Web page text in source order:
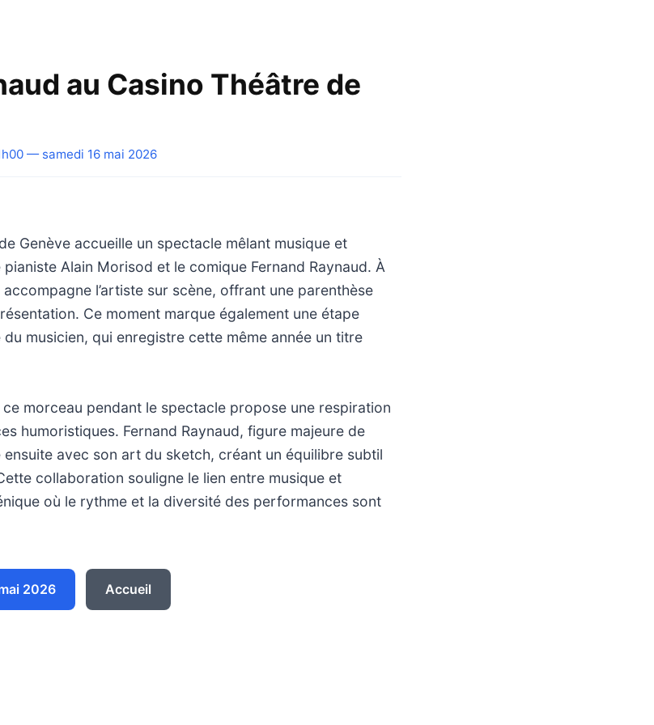
au Casino Théâtre de
— samedi 16 mai 2026
Genève accueille un spectacle mêlant musique et
Alain Morisod et le comique Fernand Raynaud. À
l’artiste sur scène, offrant une parenthèse
Ce moment marque également une étape
musicien, qui enregistre cette même année un titre
ce morceau pendant le spectacle propose une respiration
humoristiques. Fernand Raynaud, figure majeure de
ensuite avec son art du sketch, créant un équilibre subtil
collaboration souligne le lien entre musique et
où le rythme et la diversité des performances sont
2026 Accueil